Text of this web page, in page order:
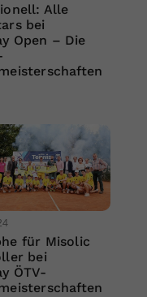
Alle
bei
Open – Die
für Misolic
bei
ÖTV-